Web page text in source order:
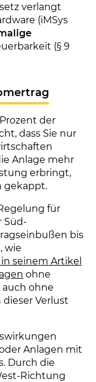
verlangt
(iMSys
(§ 9
der
dass Sie nur
Anlage mehr
erbringt,
gekappt.
für
Süd-
bis
wie
seinem Artikel
ohne
ohne
Verlust
Anlagen mit
Durch die
Richtung